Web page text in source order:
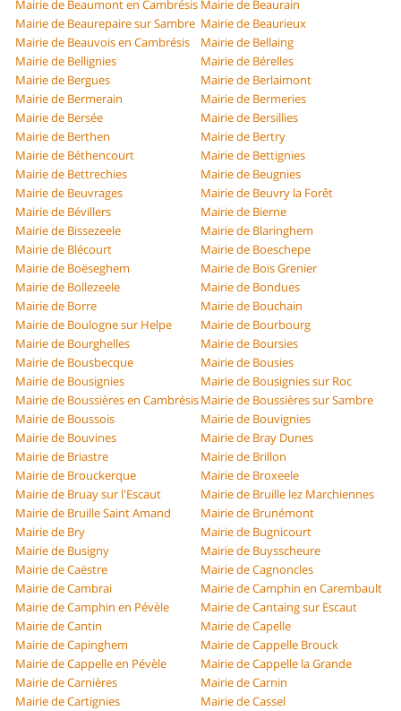
Mairie de Beaumont en Cambrésis Mairie de Beaurain
Mairie de Beaurepaire sur Sambre Mairie de Beaurieux
Mairie de Beauvois en Cambrésis
Mairie de Bellaing
Mairie de Bellignies
Mairie de Bérelles
Mairie de Bergues
Mairie de Berlaimont
Mairie de Bermerain
Mairie de Bermeries
Mairie de Bersée
Mairie de Bersillies
Mairie de Berthen
Mairie de Bertry
Mairie de Béthencourt
Mairie de Bettignies
Mairie de Bettrechies
Mairie de Beugnies
Mairie de Beuvrages
Mairie de Beuvry la Forêt
Mairie de Bévillers
Mairie de Bierne
Mairie de Bissezeele
Mairie de Blaringhem
Mairie de Blécourt
Mairie de Boeschepe
Mairie de Boëseghem
Mairie de Bois Grenier
Mairie de Bollezeele
Mairie de Bondues
Mairie de Borre
Mairie de Bouchain
Mairie de Boulogne sur Helpe
Mairie de Bourbourg
Mairie de Bourghelles
Mairie de Boursies
Mairie de Bousbecque
Mairie de Bousies
Mairie de Bousignies
Mairie de Bousignies sur Roc
Mairie de Boussières en CambrésisMairie de Boussières sur Sambre
Mairie de Boussois
Mairie de Bouvignies
Mairie de Bouvines
Mairie de Bray Dunes
Mairie de Briastre
Mairie de Brillon
Mairie de Brouckerque
Mairie de Broxeele
Mairie de Bruay sur l'Escaut
Mairie de Bruille lez Marchiennes
Mairie de Bruille Saint Amand
Mairie de Brunémont
Mairie de Bry
Mairie de Bugnicourt
Mairie de Busigny
Mairie de Buysscheure
Mairie de Caëstre
Mairie de Cagnoncles
Mairie de Cambrai
Mairie de Camphin en Carembault
Mairie de Camphin en Pévèle
Mairie de Cantaing sur Escaut
Mairie de Cantin
Mairie de Capelle
Mairie de Capinghem
Mairie de Cappelle Brouck
Mairie de Cappelle en Pévèle
Mairie de Cappelle la Grande
Mairie de Carnières
Mairie de Carnin
Mairie de Cartignies
Mairie de Cassel